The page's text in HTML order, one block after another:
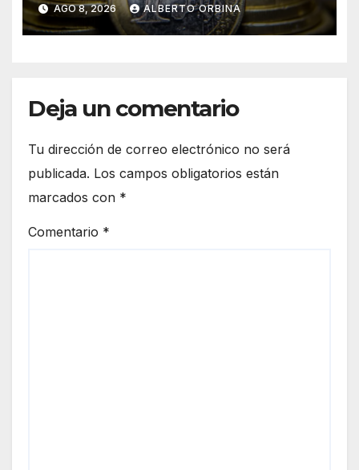
AGO 8, 2026 ALBERTO ORBINA
Deja un comentario
Tu dirección de correo electrónico no será
publicada. Los campos obligatorios están
marcados con *
Comentario *